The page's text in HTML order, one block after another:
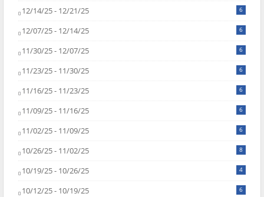
12/14/25 - 12/21/25 6
12/07/25 - 12/14/25 6
11/30/25 - 12/07/25 6
11/23/25 - 11/30/25 6
11/16/25 - 11/23/25 6
11/09/25 - 11/16/25 6
11/02/25 - 11/09/25 6
10/26/25 - 11/02/25 8
10/19/25 - 10/26/25 4
10/12/25 - 10/19/25 6